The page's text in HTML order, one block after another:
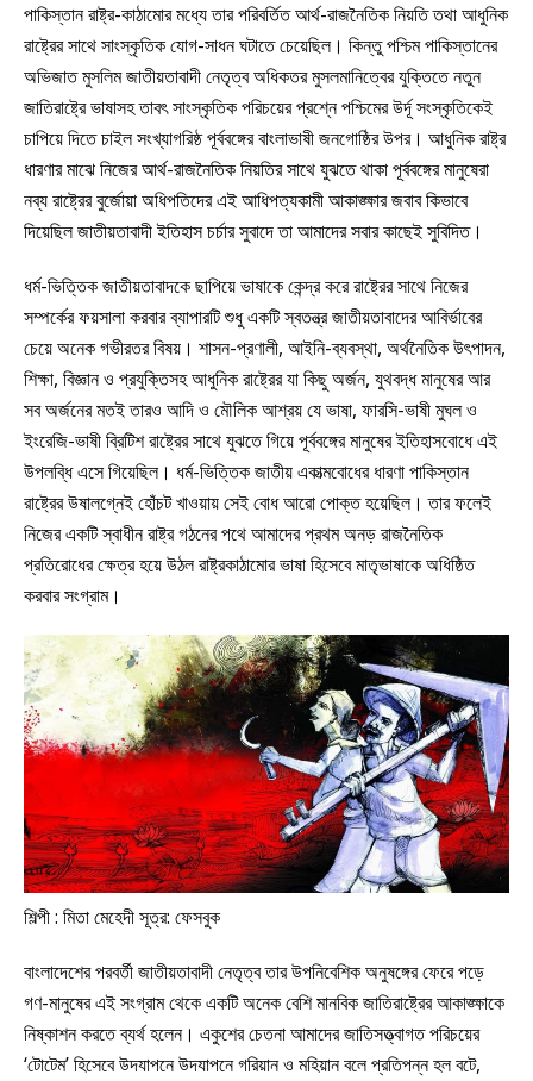
পাকিস্তান রাষ্ট্র-কাঠামোর মধ্যে তার পরিবর্তিত আর্থ-রাজনৈতিক নিয়তি তথা আধুনিক
রাষ্ট্রের সাথে সাংস্কৃতিক যোগ-সাধন ঘটাতে চেয়েছিল। কিন্তু পশ্চিম পাকিস্তানের
অভিজাত মুসলিম জাতীয়তাবাদী নেতৃত্ব অধিকতর মুসলমানিত্বের যুক্তিতে নতুন
জাতিরাষ্ট্রে ভাষাসহ তাবৎ সাংস্কৃতিক পরিচয়ের প্রশ্নে পশ্চিমের উর্দূ সংস্কৃতিকেই
চাপিয়ে দিতে চাইল সংখ্যাগরিষ্ঠ পূর্ববঙ্গের বাংলাভাষী জনগোষ্ঠির উপর। আধুনিক রাষ্ট্র
ধারণার মাঝে নিজের আর্থ-রাজনৈতিক নিয়তির সাথে যুঝতে থাকা পূর্ববঙ্গের মানুষেরা
নব্য রাষ্ট্রের বুর্জোয়া অধিপতিদের এই আধিপত্যকামী আকাঙ্ক্ষার জবাব কিভাবে
দিয়েছিল জাতীয়তাবাদী ইতিহাস চর্চার সুবাদে তা আমাদের সবার কাছেই সুবিদিত।
ধর্ম-ভিত্তিক জাতীয়তাবাদকে ছাপিয়ে ভাষাকে কেন্দ্র করে রাষ্ট্রের সাথে নিজের
সম্পর্কের ফয়সালা করবার ব্যাপারটি শুধু একটি স্বতন্ত্র জাতীয়তাবাদের আবির্ভাবের
চেয়ে অনেক গভীরতর বিষয়। শাসন-প্রণালী, আইনি-ব্যবস্থা, অর্থনৈতিক উৎপাদন,
শিক্ষা, বিজ্ঞান ও প্রযুক্তিসহ আধুনিক রাষ্ট্রের যা কিছু অর্জন, যুথবদ্ধ মানুষের আর
সব অর্জনের মতই তারও আদি ও মৌলিক আশ্রয় যে ভাষা, ফারসি-ভাষী মুঘল ও
ইংরেজি-ভাষী ব্রিটিশ রাষ্ট্রের সাথে যুঝতে গিয়ে পূর্ববঙ্গের মানুষের ইতিহাসবোধে এই
উপলব্ধি এসে গিয়েছিল। ধর্ম-ভিত্তিক জাতীয় একাত্মবোধের ধারণা পাকিস্তান
রাষ্ট্রের উষালগ্নেই হোঁচট খাওয়ায় সেই বোধ আরো পোক্ত হয়েছিল। তার ফলেই
নিজের একটি স্বাধীন রাষ্ট্র গঠনের পথে আমাদের প্রথম অনড় রাজনৈতিক
প্রতিরোধের ক্ষেত্র হয়ে উঠল রাষ্ট্রকাঠামোর ভাষা হিসেবে মাতৃভাষাকে অধিষ্ঠিত
করবার সংগ্রাম।
শিল্পী : মিতা মেহেদী সূত্র: ফেসবুক
বাংলাদেশের পরবর্তী জাতীয়তাবাদী নেতৃত্ব তার উপনিবেশিক অনুষঙ্গের ফেরে পড়ে
গণ-মানুষের এই সংগ্রাম থেকে একটি অনেক বেশি মানবিক জাতিরাষ্ট্রের আকাঙ্ক্ষাকে
নিষ্কাশন করতে ব্যর্থ হলেন। একুশের চেতনা আমাদের জাতিসত্ত্বাগত পরিচয়ের
‘টোটেম’ হিসেবে উদযাপনে উদযাপনে গরিয়ান ও মহিয়ান বলে প্রতিপন্ন হল বটে,